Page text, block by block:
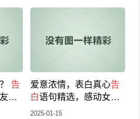
告
爱意浓情，表白真心告
白语句精选，感动女神
的浪漫告白
2025-01-15